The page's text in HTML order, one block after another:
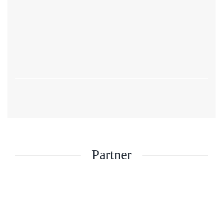
Partner